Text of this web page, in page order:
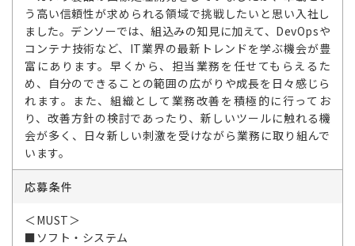
う高い信頼性が求められる領域で挑戦したいと思い入社し
ました。デンソーでは、組込みの知見に加えて、DevOpsや
コンテナ技術など、IT業界の最新トレンドを学ぶ機会が豊
富にあります。早くから、担当業務を任せてもらえるた
め、自分のできることの範囲の広がりや成長を日々感じら
れます。また、組織として業務改善を積極的に行ってお
り、改善方針の検討であったり、新しいツールに触れる機
会が多く、日々新しい刺激を受けながら業務に取り組んで
います。
応募条件
＜MUST＞
■ソフト・システム